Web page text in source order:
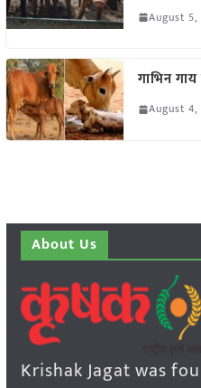
August
गाभिन
August
About Us
Krishak Jagat was